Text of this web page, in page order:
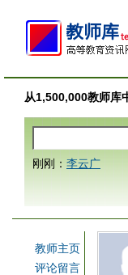
从1,500,000教师库
刚刚： 李云广
教师主页
评论留言